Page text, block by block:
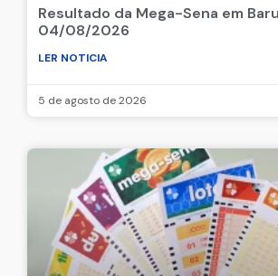
Resultado da Mega-Sena em
04/08/2026
LER NOTICIA
5 de agosto de 2026